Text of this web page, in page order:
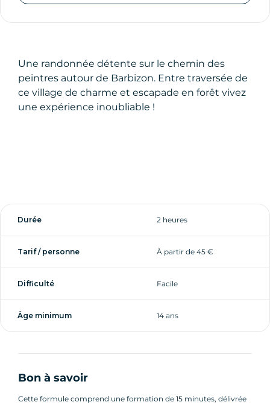
Une randonnée détente sur le chemin des
peintres autour de Barbizon. Entre traversée de
ce village de charme et escapade en forêt vivez
une expérience inoubliable !
Durée 2 heures
Tarif / personne À partir de 45 €
Difficulté Facile
Âge minimum 14 ans
Bon à savoir
Cette formule comprend une formation de 15 minutes, délivrée